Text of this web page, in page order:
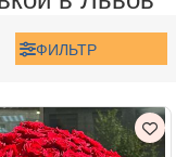
ФИЛЬТР